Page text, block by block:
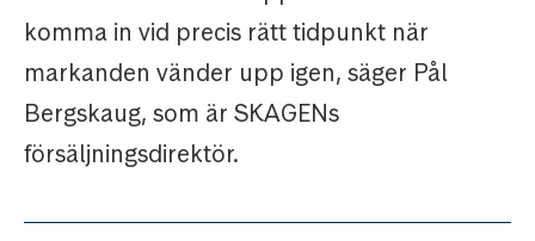
komma in vid precis rätt tidpunkt när
markanden vänder upp igen, säger Pål
Bergskaug, som är SKAGENs
försäljningsdirektör.